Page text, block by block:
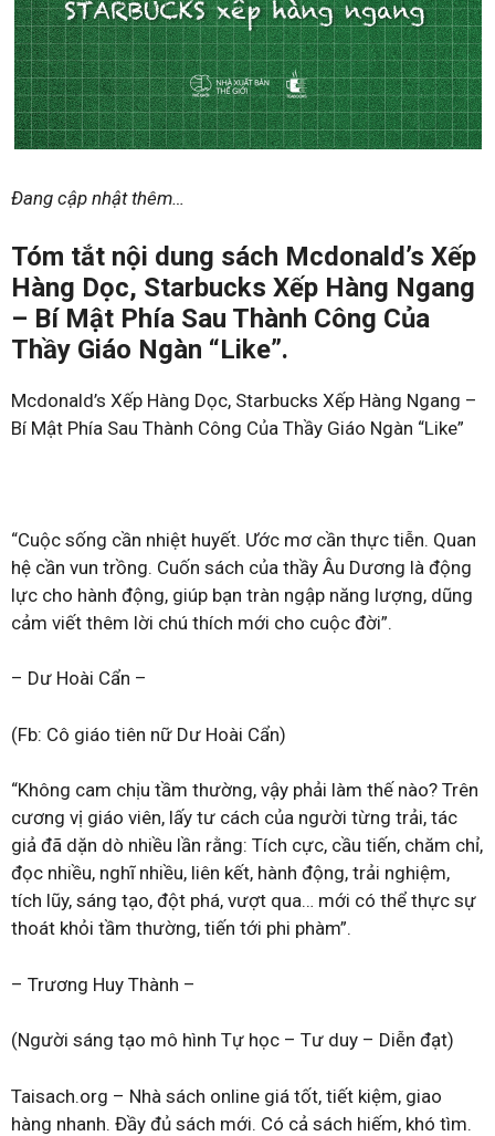
Đang cập nhật thêm…
Tóm tắt nội dung sách Mcdonald’s Xếp
Hàng Dọc, Starbucks Xếp Hàng Ngang
– Bí Mật Phía Sau Thành Công Của
Thầy Giáo Ngàn “Like”.
Mcdonald’s Xếp Hàng Dọc, Starbucks Xếp Hàng Ngang –
Bí Mật Phía Sau Thành Công Của Thầy Giáo Ngàn “Like”
“Cuộc sống cần nhiệt huyết. Ước mơ cần thực tiễn. Quan
hệ cần vun trồng. Cuốn sách của thầy Âu Dương là động
lực cho hành động, giúp bạn tràn ngập năng lượng, dũng
cảm viết thêm lời chú thích mới cho cuộc đời”.
– Dư Hoài Cẩn –
(Fb: Cô giáo tiên nữ Dư Hoài Cẩn)
“Không cam chịu tầm thường, vậy phải làm thế nào? Trên
cương vị giáo viên, lấy tư cách của người từng trải, tác
giả đã dặn dò nhiều lần rằng: Tích cực, cầu tiến, chăm chỉ,
đọc nhiều, nghĩ nhiều, liên kết, hành động, trải nghiệm,
tích lũy, sáng tạo, đột phá, vượt qua… mới có thể thực sự
thoát khỏi tầm thường, tiến tới phi phàm”.
– Trương Huy Thành –
(Người sáng tạo mô hình Tự học – Tư duy – Diễn đạt)
Taisach.org – Nhà sách online giá tốt, tiết kiệm, giao
hàng nhanh. Đầy đủ sách mới. Có cả sách hiếm, khó tìm.